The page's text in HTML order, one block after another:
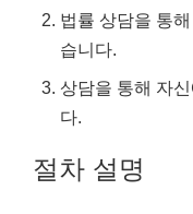
법률 상담을 통
습니다.
상담을 통해 자
다.
절차 설명